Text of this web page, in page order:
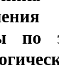
по